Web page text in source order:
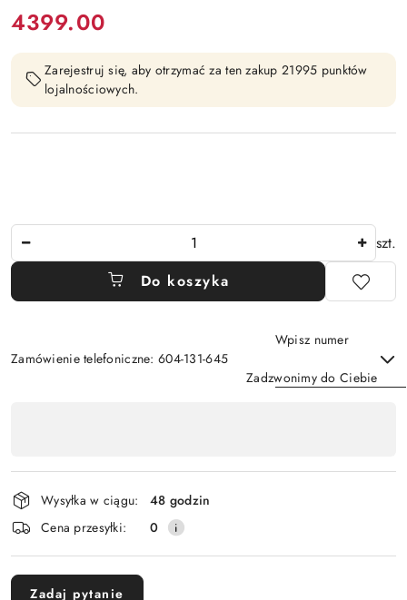
cena:
4399.00
Zarejestruj się, aby otrzymać za ten zakup 21995 punktów
lojalnościowych.
szt.
Do koszyka
Zamówienie telefoniczne: 604-131-645
Wpisz numer
Zadzwonimy do Ciebie
płatność
i
dostawa
Wysyłka w ciągu:
48 godzin
Cena przesyłki:
0
Zadaj pytanie